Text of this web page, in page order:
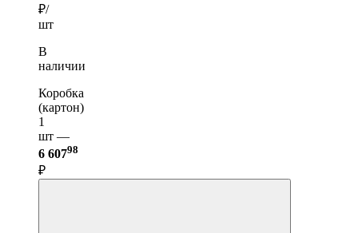
₽/
шт
В
наличии
Коробка
(картон)
1
шт —
6 60798
₽